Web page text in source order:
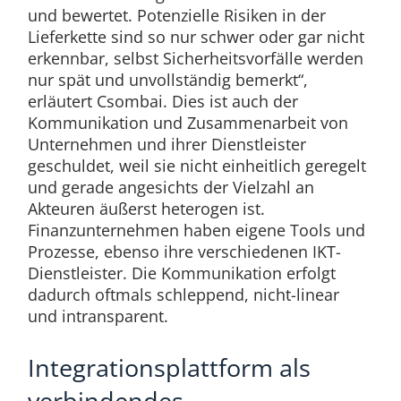
und bewertet. Potenzielle Risiken in der
Lieferkette sind so nur schwer oder gar nicht
erkennbar, selbst Sicherheitsvorfälle werden
nur spät und unvollständig bemerkt“,
erläutert Csombai. Dies ist auch der
Kommunikation und Zusammenarbeit von
Unternehmen und ihrer Dienstleister
geschuldet, weil sie nicht einheitlich geregelt
und gerade angesichts der Vielzahl an
Akteuren äußerst heterogen ist.
Finanzunternehmen haben eigene Tools und
Prozesse, ebenso ihre verschiedenen IKT-
Dienstleister. Die Kommunikation erfolgt
dadurch oftmals schleppend, nicht-linear
und intransparent.
Integrationsplattform als